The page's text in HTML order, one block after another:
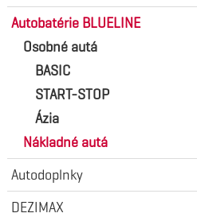
Autobatérie BLUELINE
Osobné autá
BASIC
START-STOP
Ázia
Nákladné autá
Autodoplnky
DEZIMAX